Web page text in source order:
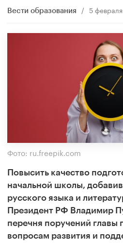
Вести образования / 5
Фото: ru.freepik.com
Повысить качество
начальной школы,
русского языка и
Президент РФ Владимир
перечня поручений главы
вопросам развития и